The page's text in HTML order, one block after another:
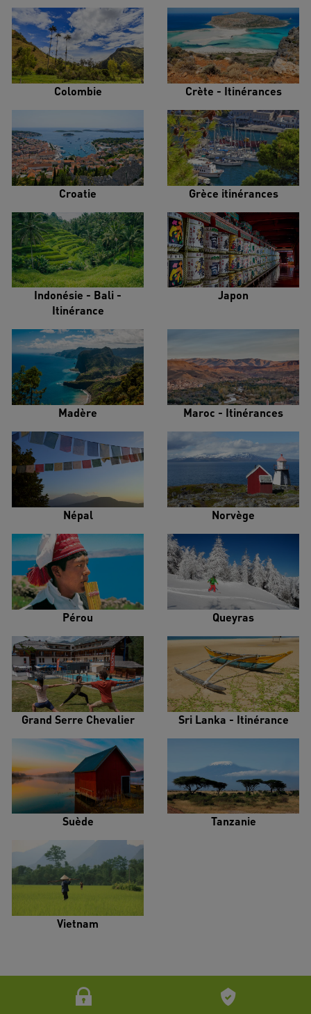
Colombie Crète - Itinérances
Croatie Grèce itinérances
Indonésie - Bali -
Itinérance
Japon
Madère Maroc - Itinérances
Népal Norvège
Pérou Queyras
Grand Serre Chevalier Sri Lanka - Itinérance
Suède Tanzanie
Vietnam